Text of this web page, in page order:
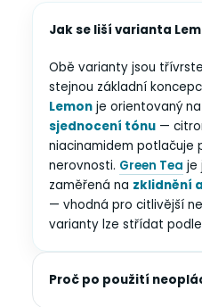
Jak se liší varianta
Obě varianty jsou
stejnou základní
Lemon je orientovaný na
sjednocení tónu —
niacinamidem potlačuje
nerovnosti. Green Tea je
zaměřená na zklidnění
— vhodná pro citlivější
varianty lze střídat
Proč po použití